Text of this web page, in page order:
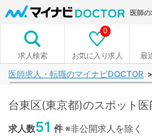
医師
求人検索 お気に入り求人
0
最
医師求人・転職のマイナビDOCTOR
台東区(東京都)のスポット
求人数51 件※非公開求人を除く